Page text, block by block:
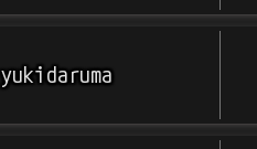
yukidaruma